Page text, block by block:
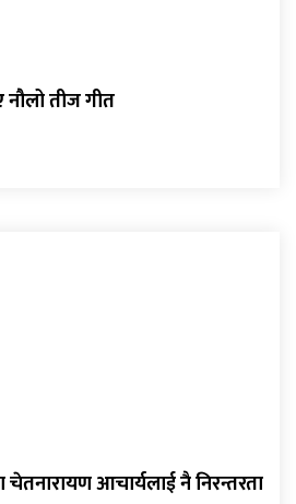
नौलो तीज गीत
चेतनारायण आचार्यलाई नै निरन्तरता